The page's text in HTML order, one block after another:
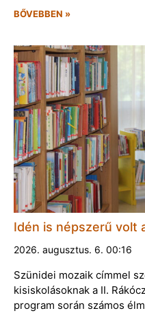
BŐVEBBEN »
Idén is népszerű volt
2026. augusztus. 6. 00:16
Szünidei mozaik címmel
kisiskolásoknak a II.
program során számos